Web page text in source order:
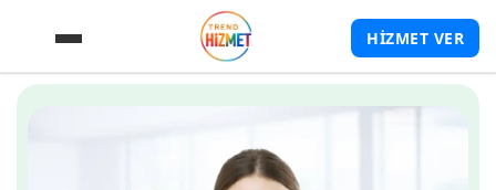
HİZMET VER